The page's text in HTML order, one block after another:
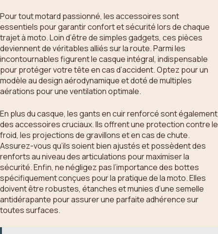
Pour tout motard passionné, les accessoires sont
essentiels pour garantir confort et sécurité lors de chaque
trajet à moto. Loin d’être de simples gadgets, ces pièces
deviennent de véritables alliés sur la route. Parmi les
incontournables figurent le casque intégral, indispensable
pour protéger votre tête en cas d’accident. Optez pour un
modèle au design aérodynamique et doté de multiples
aérations pour une ventilation optimale.
En plus du casque, les gants en cuir renforcé sont également
des accessoires cruciaux. Ils offrent une protection contre le
froid, les projections de gravillons et en cas de chute.
Assurez-vous qu’ils soient bien ajustés et possèdent des
renforts au niveau des articulations pour maximiser la
sécurité. Enfin, ne négligez pas l’importance des bottes
spécifiquement conçues pour la pratique de la moto. Elles
doivent être robustes, étanches et munies d’une semelle
antidérapante pour assurer une parfaite adhérence sur
toutes surfaces.